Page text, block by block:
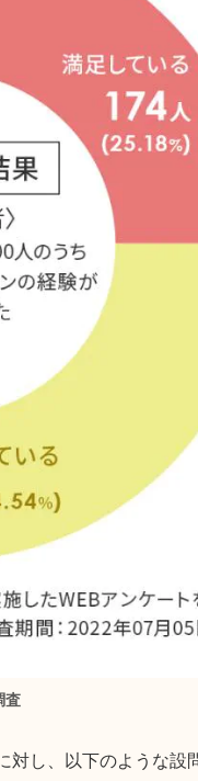
査
し、以下のような設